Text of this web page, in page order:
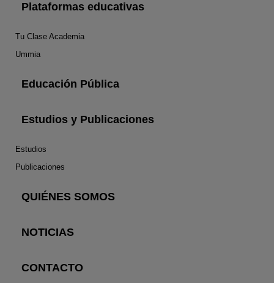
Plataformas educativas
Tu Clase Academia
Ummia
Educación Pública
Estudios y Publicaciones
Estudios
Publicaciones
QUIÉNES SOMOS
NOTICIAS
CONTACTO